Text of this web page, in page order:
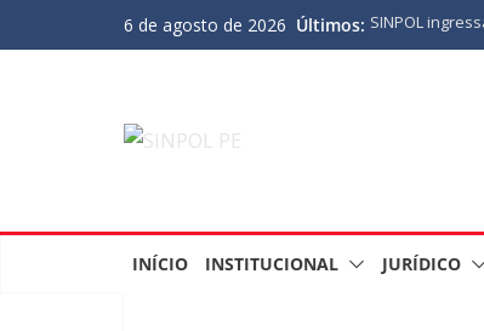
6 de agosto de 2026 Últimos: SINPOL
PJES atrasado
INÍCIO INSTITUCIONAL JURÍDICO